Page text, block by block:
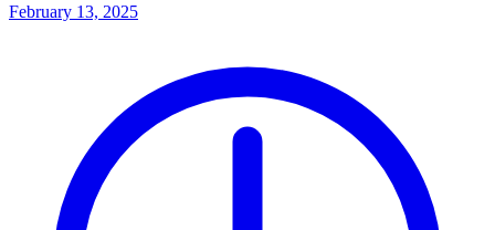
February 13, 2025